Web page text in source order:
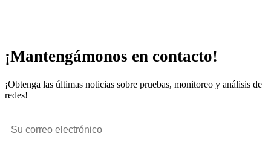
¡Mantengámonos en contacto!
¡Obtenga las últimas noticias sobre pruebas, monitoreo y análisis de
redes!